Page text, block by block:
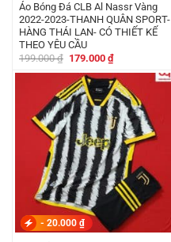
Áo Bóng Đá CLB Al Nassr Vàng
2022-2023-THANH QUÂN SPORT-
HÀNG THÁI LAN- CÓ THIẾT KẾ
THEO YÊU CẦU
199.000₫ Giá
là:
199.000 ₫.
179.000 ₫Giá
hiện
tại
là:
179.000 ₫.
- 20.000 ₫